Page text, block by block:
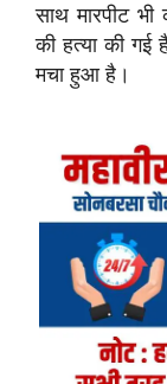
साथ मारपीट
की हत्या की गई
मचा हुआ है।